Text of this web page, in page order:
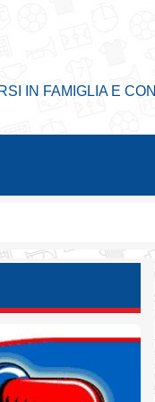
IN FAMIGLIA E